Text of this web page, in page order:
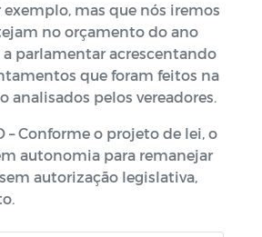
exemplo, mas que nós iremos
no orçamento do ano
a parlamentar acrescentando
que foram feitos na
analisados pelos vereadores.
– Conforme o projeto de lei, o
autonomia para remanejar
autorização legislativa,